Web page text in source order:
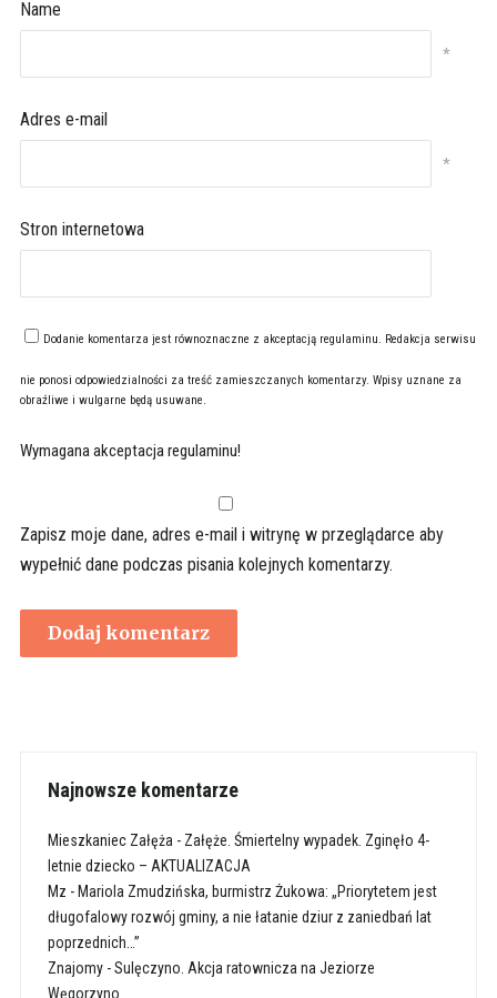
Name
*
Adres e-mail
*
Stron internetowa
Dodanie komentarza jest równoznaczne z akceptacją regulaminu. Redakcja serwisu
nie ponosi odpowiedzialności za treść zamieszczanych komentarzy. Wpisy uznane za
obraźliwe i wulgarne będą usuwane.
Wymagana akceptacja regulaminu!
Zapisz moje dane, adres e-mail i witrynę w przeglądarce aby
wypełnić dane podczas pisania kolejnych komentarzy.
Najnowsze komentarze
Mieszkaniec Załęża - Załęże. Śmiertelny wypadek. Zginęło 4-
letnie dziecko – AKTUALIZACJA
Mz - Mariola Zmudzińska, burmistrz Żukowa: „Priorytetem jest
długofalowy rozwój gminy, a nie łatanie dziur z zaniedbań lat
poprzednich…”
Znajomy-Sulęczyno. Akcja ratownicza na Jeziorze
Węgorzyno